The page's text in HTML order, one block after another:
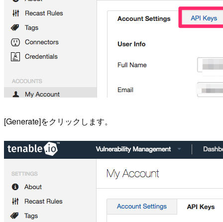
[Generate]をクリックします。